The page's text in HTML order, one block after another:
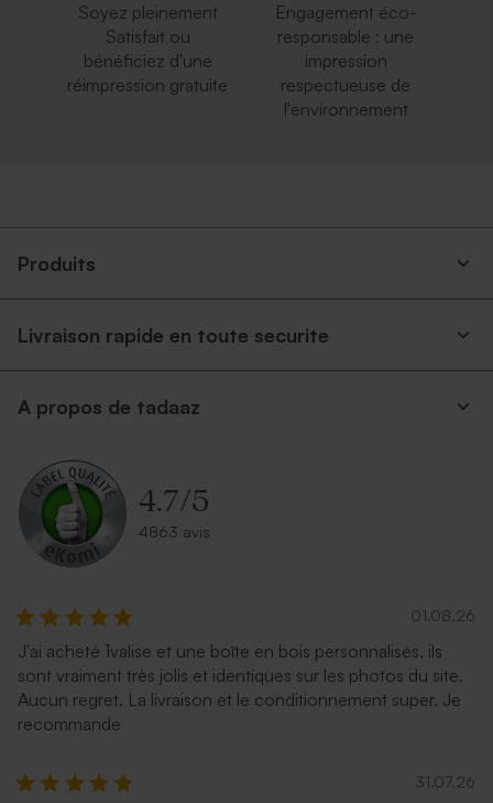
Enveloppe voeux
Enveloppe voeux terracotta Enveloppe voeux lavande
Soyez pleinement
Satisfait ou
bénéficiez d'une
réimpression gratuite
Engagement éco-
responsable : une
impression
respectueuse de
l'environnement
Produits
Livraison rapide en toute securite
A propos de tadaaz
4.7/5
4863 avis
01.08.26
J'ai acheté 1valise et une boîte en bois personnalisés, ils
sont vraiment très jolis et identiques sur les photos du site.
Aucun regret. La livraison et le conditionnement super. Je
recommande
31.07.26